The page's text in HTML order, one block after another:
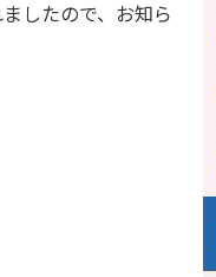
したので、お知ら